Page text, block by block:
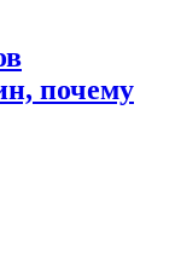
почему